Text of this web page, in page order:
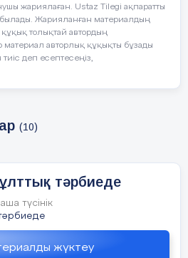
жариялаған. Ustaz Tilegi ақпаратты
Жарияланған материалдың
толықтай автордың
материал авторлық құқықты бұзады
деп есептесеңіз,
(10)
тәрбиеде
түсінік
жүктеу